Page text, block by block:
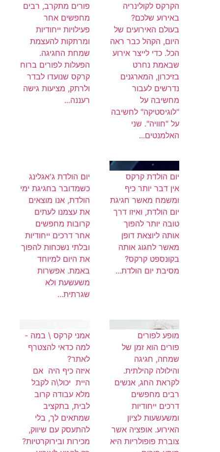
הקרקס לקולינריה
באירוע שלכם?
בעולם האירועים של
היום, הקהל כבר ראה
הכל. כדי לייצר אירוע
שבאמת נחרט
בזיכרון, המארגנים
נדרשים לעבור
מחשיבה על
"לוגיסטיקה" לחשיבה
על "חוויה". שני
האלמנטים...
פורים מתקרב, רבים
מחפשים אחר
פעילויות ייחודיות
ומרתקות להעצמת
שמחת החגיגה.
הפעלות לפורים ברוח
קרקס שנועדו לבדר
ולרתק, מציעות גישה
רעננה...
יום הולדת קרקס
אין דבר יותר כיף
ומשמח מאשר חגיגת
יום הולדת, ואיזו דרך
טובה יותר להפוך
אותה ליוצאת דופן
מאשר לחגוג אותה
בקונספט קרקס?
מסיבת יום הולדת...
יום הולדת ג'אגלינג
כשמדובר בחגיגת ימי
הולדת, אנו מוצאים
את עצמנו לעתים
קרובות מחפשים
אחר דרכים ייחודיות
ובלתי נשכחות להפוך
את היום למיוחד
באמת. אפשרות
משעשעת ולא
שגרתית...
מופע לפורים
פורים הוא זמן של
שמחה, חגיגה
והילולה קהילתית.
לקראת החג, אנשים
רבים מחפשים
דרכים ייחודיות
ומשעשעות לציון
האירוע. אופציה אשר
צוברת פופולריות היא
אמני קרקס \ במה -
למה כדאי להצטרף
לאתר?
איזה כיף היה אם
היית יכול\ה לקבל
מלא עבודה קרוב
לבית, בתקציב
שמתאים לך, בלי
להתעסק עם שיווק,
מכירות ובירוקרטיות?